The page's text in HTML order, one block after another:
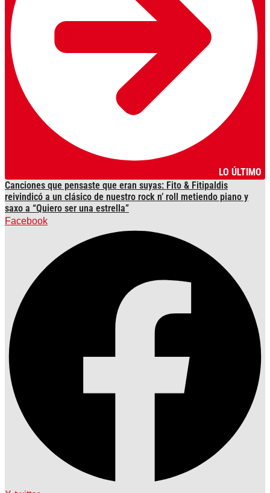
LO ÚLTIMO
Canciones que pensaste que eran suyas: Fito & Fitipaldis
reivindicó a un clásico de nuestro rock n’ roll metiendo piano y
saxo a “Quiero ser una estrella”
Facebook